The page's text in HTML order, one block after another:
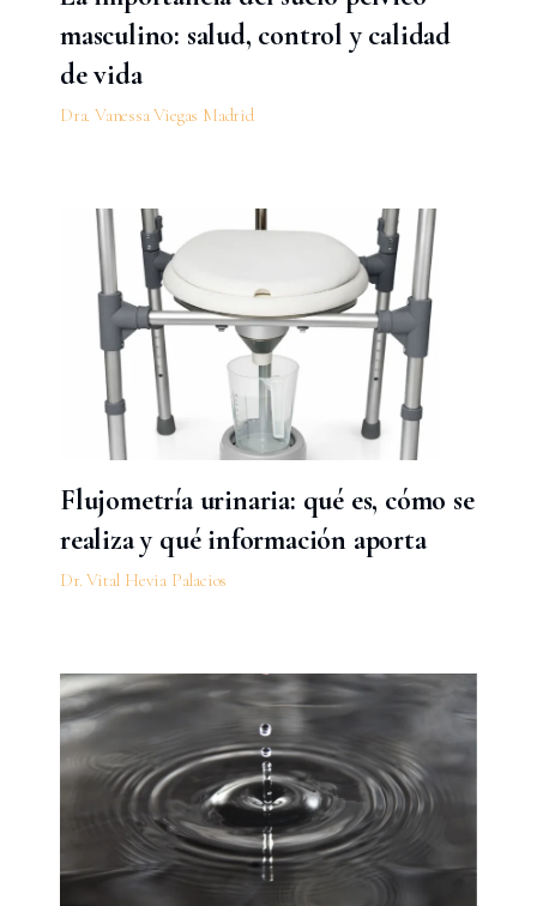
masculino: salud, control y calidad
de vida
Dra. Vanessa Viegas Madrid
Flujometría urinaria: qué es, cómo se
realiza y qué información aporta
Dr. Vital Hevia Palacios